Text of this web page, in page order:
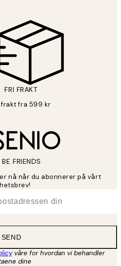
FRI FRAKT
frakt fra 599 kr
BE FRIENDS
nå når du abonnerer på vårt
SEND
våre for hvordan vi behandler
dine